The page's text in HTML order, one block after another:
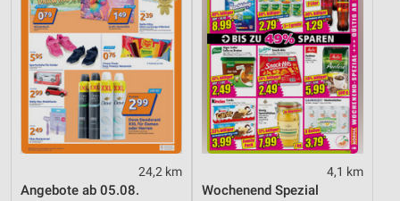
24,2 km
Angebote ab 05.08.
4,1 km
Wochenend Spezial